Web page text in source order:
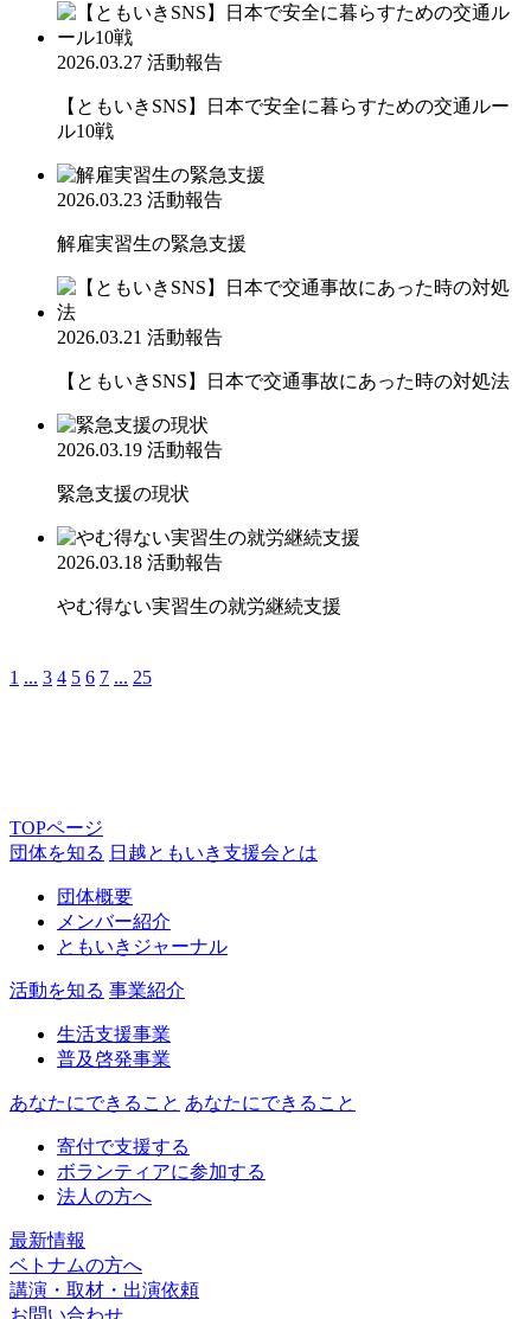
2026.03.27 活動報告
【ともいきSNS】日本で安全に暮らすための交通ルー
ル10戦
2026.03.23 活動報告
解雇実習生の緊急支援
2026.03.21 活動報告
【ともいきSNS】日本で交通事故にあった時の対処法
2026.03.19 活動報告
緊急支援の現状
2026.03.18 活動報告
やむ得ない実習生の就労継続支援
1 ... 3 4 5 6 7 ... 25
TOPページ
団体を知る 日越ともいき支援会とは
団体概要
メンバー紹介
ともいきジャーナル
活動を知る 事業紹介
生活支援事業
普及啓発事業
あなたにできること あなたにできること
寄付で支援する
ボランティアに参加する
法人の方へ
最新情報
ベトナムの方へ
講演・取材・出演依頼
お問い合わせ